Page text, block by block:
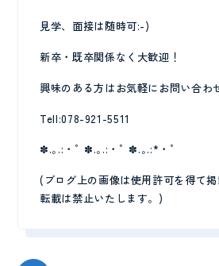
見学、面接は随時可:-)
新卒・既卒関係なく大歓迎！
興味のある方はお気軽にお問い合わ
Tell:078-921-5511
✽.｡.:・ﾟ ✽.｡.:・ﾟ ✽.｡.:*・ﾟ
(ブログ上の画像は使用許可を得て
転載は禁止いたします。)